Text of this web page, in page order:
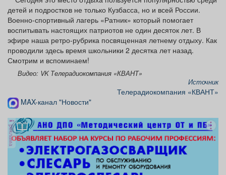
детей и подростков не только Кузбасса, но и всей России.
Военно-спортивный лагерь «Ратник» который помогает
воспитывать настоящих патриотов не один десяток лет. В
эфире наша ретро-рубрика посвященная летнему отдыху. Как
проводили здесь время школьники 2 десятка лет назад.
Смотрим и вспоминаем!
Видео: VK Телерадиокомпания «КВАНТ»
Источник
Телерадиокомпания «КВАНТ»
MAX-канал "Новости"
реклама